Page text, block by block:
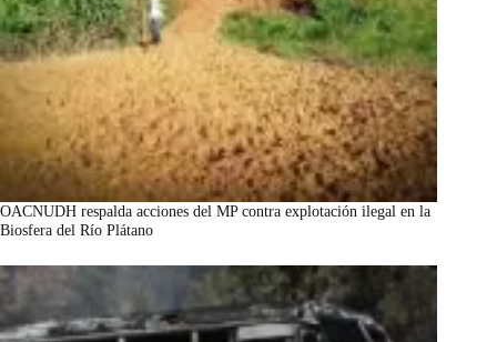
OACNUDH respalda acciones del MP contra explotación ilegal en la
Biosfera del Río Plátano